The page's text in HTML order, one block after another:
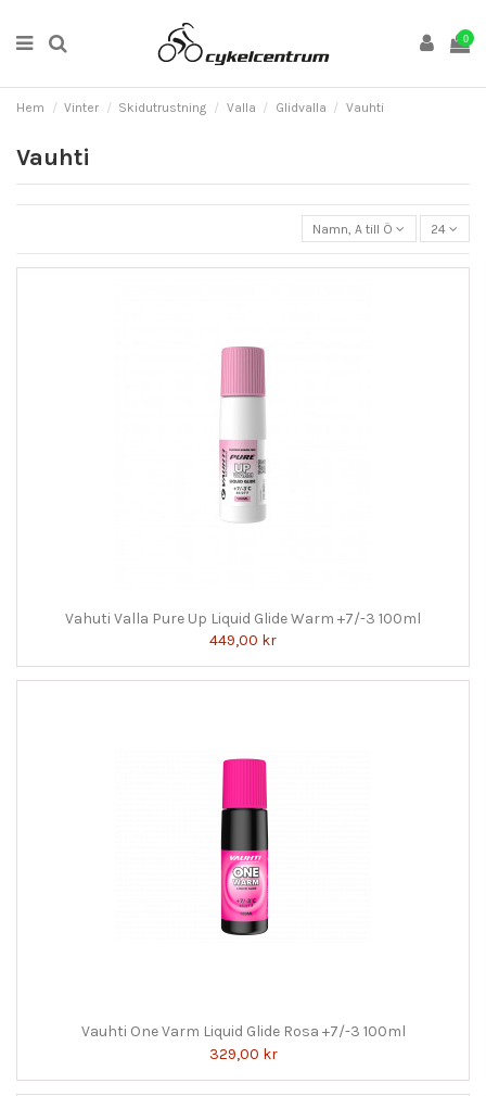
0
Hem Vinter Skidutrustning Valla Glidvalla Vauhti
Vauhti
Namn, A till Ö 24
Vahuti Valla Pure Up Liquid Glide Warm +7/-3 100ml
449,00 kr
Vauhti One Varm Liquid Glide Rosa +7/-3 100ml
329,00 kr